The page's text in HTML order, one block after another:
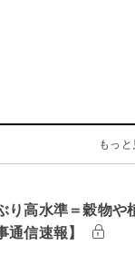
もっ
り高水準＝穀物や
通信速報】